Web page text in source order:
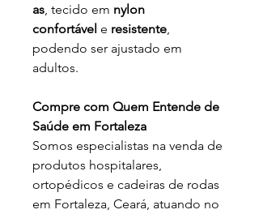
as , tecido em nylon
confortável e resistente
podendo ser ajustado em
adultos.
Compre com Quem Entende de
Saúde em Fortaleza
Somos especialistas na venda de
produtos hospitalares,
ortopédicos e cadeiras de rodas
em Fortaleza, Ceará, atuando no